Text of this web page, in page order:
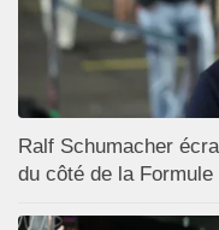
Ralf Schumacher
du côté de la Formule